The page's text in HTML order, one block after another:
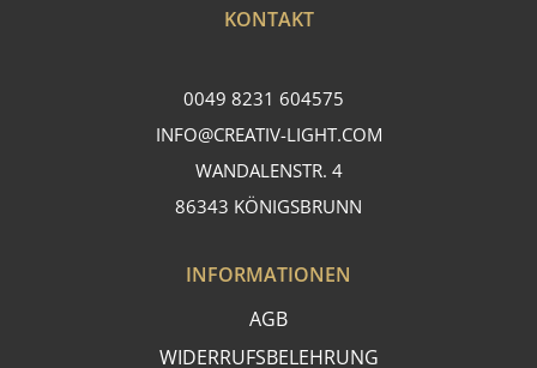
KONTAKT
0049 8231 604575
INFO@CREATIV-LIGHT.COM
WANDALENSTR. 4
86343 KÖNIGSBRUNN
INFORMATIONEN
AGB
WIDERRUFSBELEHRUNG